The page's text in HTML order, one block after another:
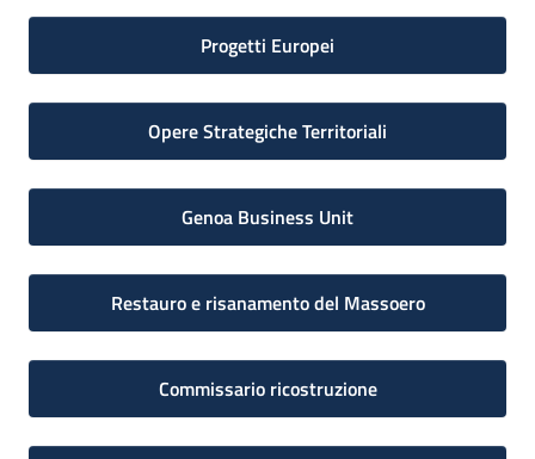
Progetti Europei
Opere Strategiche Territoriali
Genoa Business Unit
Restauro e risanamento del Massoero
Commissario ricostruzione